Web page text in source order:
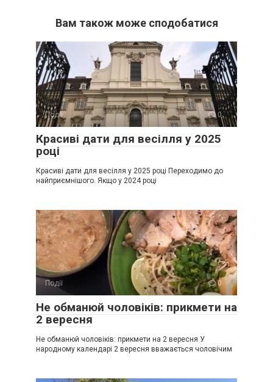
Вам також може сподобатися
Події 0
Красиві дати для весілля у 2025
році
Красиві дати для весілля у 2025 році Переходимо до
найприємнішого. Якщо у 2024 році
Події 0
Не обманюй чоловіків: прикмети на
2 вересня
Не обманюй чоловіків: прикмети на 2 вересня У
народному календарі 2 вересня вважається чоловічим